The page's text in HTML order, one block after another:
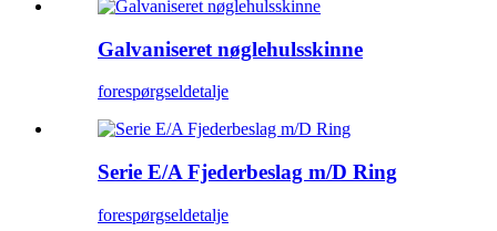
Galvaniseret nøglehulsskinne
forespørgseldetalje
Serie E/A Fjederbeslag m/D Ring
forespørgseldetalje